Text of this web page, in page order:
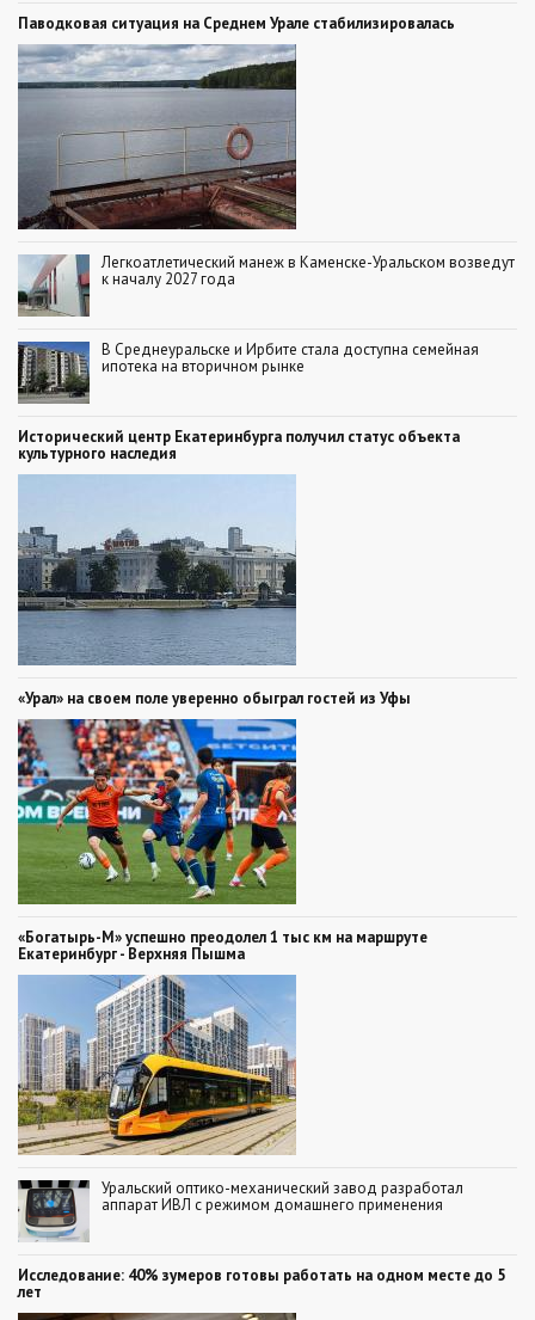
Паводковая ситуация на Среднем Урале стабилизировалась
Легкоатлетический манеж в Каменске-Уральском возведут
к началу 2027 года
В Среднеуральске и Ирбите стала доступна семейная
ипотека на вторичном рынке
Исторический центр Екатеринбурга получил статус объекта
культурного наследия
«Урал» на своем поле уверенно обыграл гостей из Уфы
«Богатырь-М» успешно преодолел 1 тыс км на маршруте
Екатеринбург - Верхняя Пышма
Уральский оптико-механический завод разработал
аппарат ИВЛ с режимом домашнего применения
Исследование: 40% зумеров готовы работать на одном месте до 5
лет